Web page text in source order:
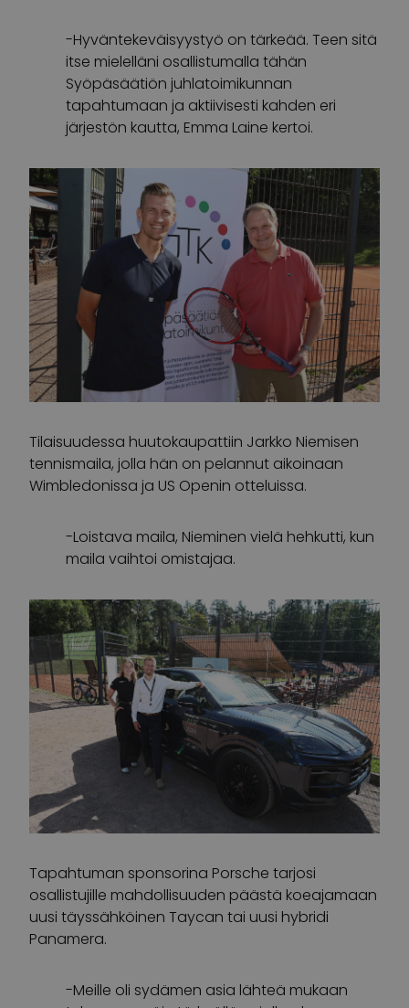
-Hyväntekeväisyystyö on tärkeää. Teen sitä
itse mielelläni osallistumalla tähän
Syöpäsäätiön juhlatoimikunnan
tapahtumaan ja aktiivisesti kahden eri
järjestön kautta, Emma Laine kertoi.
Tilaisuudessa huutokaupattiin Jarkko Niemisen
tennismaila, jolla hän on pelannut aikoinaan
Wimbledonissa ja US Openin otteluissa.
-Loistava maila, Nieminen vielä hehkutti, kun
maila vaihtoi omistajaa.
Tapahtuman sponsorina Porsche tarjosi
osallistujille mahdollisuuden päästä koeajamaan
uusi täyssähköinen Taycan tai uusi hybridi
Panamera.
-Meille oli sydämen asia lähteä mukaan